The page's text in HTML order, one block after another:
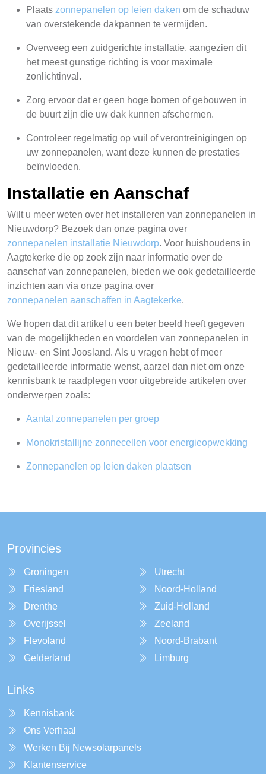
Plaats zonnepanelen op leien daken om de schaduw
van overstekende dakpannen te vermijden.
Overweeg een zuidgerichte installatie, aangezien dit
het meest gunstige richting is voor maximale
zonlichtinval.
Zorg ervoor dat er geen hoge bomen of gebouwen in
de buurt zijn die uw dak kunnen afschermen.
Controleer regelmatig op vuil of verontreinigingen op
uw zonnepanelen, want deze kunnen de prestaties
beïnvloeden.
Installatie en Aanschaf
Wilt u meer weten over het installeren van zonnepanelen in
Nieuwdorp? Bezoek dan onze pagina over
zonnepanelen installatie Nieuwdorp. Voor huishoudens in
Aagtekerke die op zoek zijn naar informatie over de
aanschaf van zonnepanelen, bieden we ook gedetailleerde
inzichten aan via onze pagina over
zonnepanelen aanschaffen in Aagtekerke.
We hopen dat dit artikel u een beter beeld heeft gegeven
van de mogelijkheden en voordelen van zonnepanelen in
Nieuw- en Sint Joosland. Als u vragen hebt of meer
gedetailleerde informatie wenst, aarzel dan niet om onze
kennisbank te raadplegen voor uitgebreide artikelen over
onderwerpen zoals:
Aantal zonnepanelen per groep
Monokristallijne zonnecellen voor energieopwekking
Zonnepanelen op leien daken plaatsen
Provincies
Groningen
Friesland
Drenthe
Overijssel
Flevoland
Gelderland
Utrecht
Noord-Holland
Zuid-Holland
Zeeland
Noord-Brabant
Limburg
Links
Kennisbank
Ons Verhaal
Werken Bij Newsolarpanels
Klantenservice